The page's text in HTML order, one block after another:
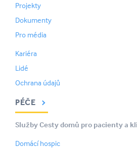
Projekty
Dokumenty
Pro média
Kariéra
Lidé
Ochrana údajů
PÉČE
Služby Cesty domů pro pacienty a
Domácí hospic